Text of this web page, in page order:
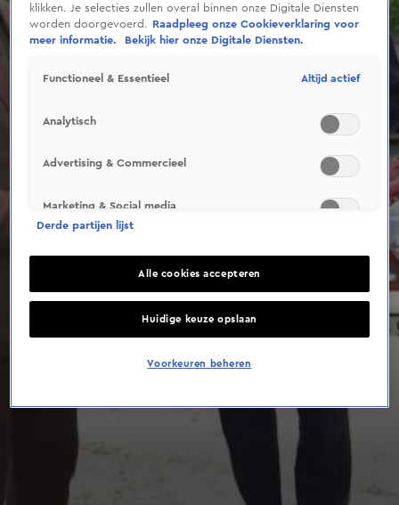
klikken. Je selecties zullen overal binnen onze Digitale Diensten
worden doorgevoerd.
Raadpleeg onze Cookieverklaring voor
meer informatie.
Bekijk hier onze Digitale Diensten.
Functioneel & Essentieel Altijd actief
Analytisch
Advertising & Commercieel
Marketing & Social media
Derde partijen lijst
Alle cookies accepteren
Huidige keuze opslaan
Voorkeuren beheren